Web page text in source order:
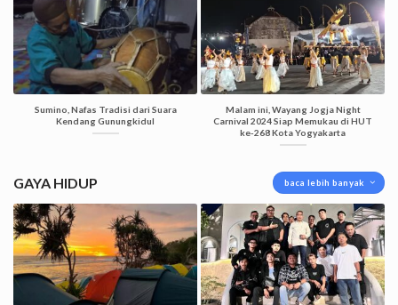
Sumino, Nafas Tradisi dari Suara
Kendang Gunungkidul
Malam ini, Wayang Jogja Night
Carnival 2024 Siap Memukau di HUT
ke-268 Kota Yogyakarta
GAYA HIDUP baca lebih banyak